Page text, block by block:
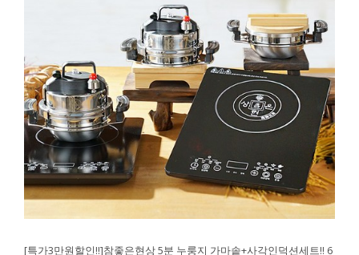
[특가3만원할인!!]참좋은현상 5분 누룽지 가마솥+사각인덕션세트!! 6